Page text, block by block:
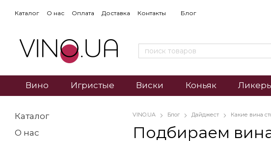
Каталог О нас Оплата Доставка Контакты Блог
Вино Игристые Виски Коньяк
VINO.UA Блог Дайджест Какие вина
Подбираем
Каталог
О нас